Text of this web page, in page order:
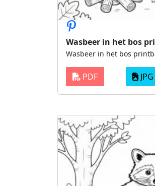
Wasbeer in het bos
Wasbeer in het bos
PDF JPG